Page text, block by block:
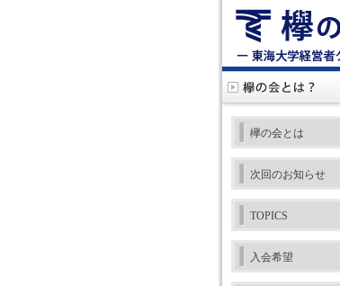
欅の会とは
次回のお知らせ
TOPICS
入会希望